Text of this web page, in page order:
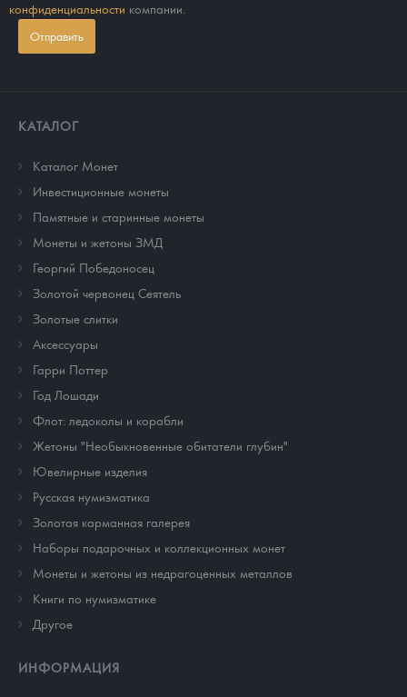
конфиденциальности компании.
Отправить
КАТАЛОГ
Каталог Монет
Инвестиционные монеты
Памятные и старинные монеты
Монеты и жетоны ЗМД
Георгий Победоносец
Золотой червонец Сеятель
Золотые слитки
Аксессуары
Гарри Поттер
Год Лошади
Флот: ледоколы и корабли
Жетоны "Необыкновенные обитатели глубин"
Ювелирные изделия
Русская нумизматика
Золотая карманная галерея
Наборы подарочных и коллекционных монет
Монеты и жетоны из недрагоценных металлов
Книги по нумизматике
Другое
ИНФОРМАЦИЯ